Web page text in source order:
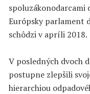
spoluzákonodarcami
Európsky parlament
schôdzi v apríli 2018.
V posledných dvoch
postupne zlepšili
hierarchiou